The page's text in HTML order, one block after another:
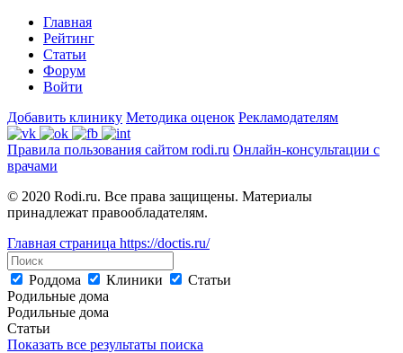
Главная
Рейтинг
Статьи
Форум
Войти
Добавить клинику Методика оценок Рекламодателям
Правила пользования сайтом rodi.ru Онлайн-консультации с
врачами
© 2020 Rodi.ru. Все права защищены. Материалы
принадлежат правообладателям.
Главная страница https://doctis.ru/
Роддома Клиники
Статьи
Родильные дома
Родильные дома
Статьи
Показать все результаты поиска